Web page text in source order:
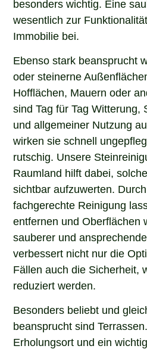
besonders wichtig. Eine
wesentlich zur
Immobilie bei.
Ebenso stark beansprucht
oder steinerne
Hofflächen, Mauern oder
sind Tag für Tag Witterung,
und allgemeiner Nutzung
wirken sie schnell
rutschig. Unsere
Raumland hilft dabei,
sichtbar aufzuwerten.
fachgerechte Reinigung
entfernen und Oberflächen
sauberer und
verbessert nicht nur die
Fällen auch die Sicherheit,
reduziert werden.
Besonders beliebt und
beansprucht sind
Erholungsort und ein